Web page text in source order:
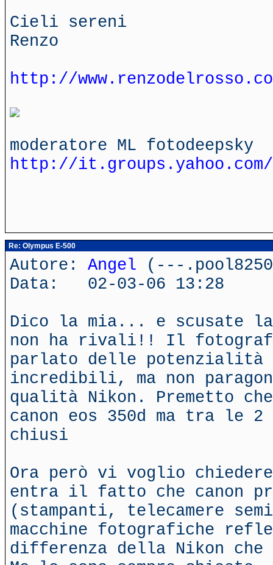
Cieli sereni
Renzo
http://
moderatore ML fotodeepsky
http://it.groups.yahoo.com/
Re: Olympus E-500
Autore: Angel (---
Data: 02-03-06 13:28
Dico la mia... e scusate
non ha rivali!! Il fotografo
parlato delle potenzialità
incredibili, ma non
qualità Nikon. Premetto
canon eos 350d ma tra le
chiusi
Ora però vi voglio
entra il fatto che canon
(stampanti, telecamere
macchine fotografiche
differenza della Nikon